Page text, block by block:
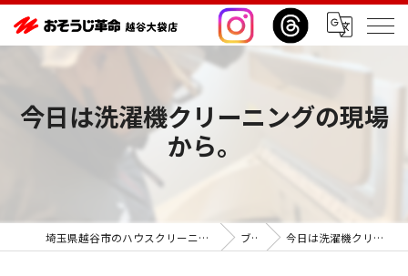
今日は洗濯機クリーニングの現場
から。
埼玉県越谷市のハウスクリーニングならおそうじ革命越谷大袋店 ブログ 今日は洗濯機クリーニングの現場から。